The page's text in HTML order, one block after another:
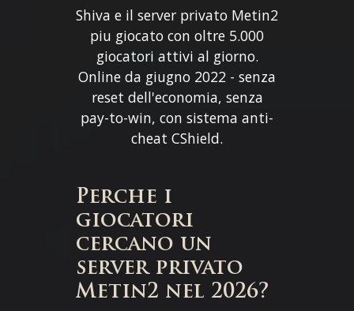
Shiva e il server privato Metin2
piu giocato con oltre 5.000
giocatori attivi al giorno.
Online da giugno 2022 - senza
reset dell'economia, senza
pay-to-win, con sistema anti-
cheat CShield.
Perche i
giocatori
cercano un
server privato
Metin2 nel 2026?